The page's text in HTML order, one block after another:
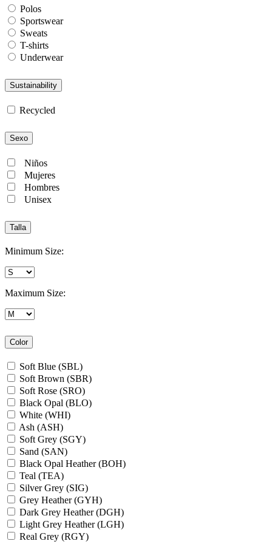
Polos
Sportswear
Sweats
T-shirts
Underwear
Sustainability
Recycled
Sexo
Niños
Mujeres
Hombres
Unisex
Talla
Minimum Size:
Maximum Size:
Color
Soft Blue (SBL)
Soft Brown (SBR)
Soft Rose (SRO)
Black Opal (BLO)
White (WHI)
Ash (ASH)
Soft Grey (SGY)
Sand (SAN)
Black Opal Heather (BOH)
Teal (TEA)
Silver Grey (SIG)
Grey Heather (GYH)
Dark Grey Heather (DGH)
Light Grey Heather (LGH)
Real Grey (RGY)